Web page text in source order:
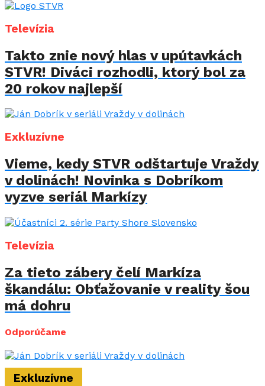
Televízia
Takto znie nový hlas v upútavkách
STVR! Diváci rozhodli, ktorý bol za
20 rokov najlepší
Exkluzívne
Vieme, kedy STVR odštartuje Vraždy
v dolinách! Novinka s Dobríkom
vyzve seriál Markízy
Televízia
Za tieto zábery čelí Markíza
škandálu: Obťažovanie v reality šou
má dohru
Odporúčame
Exkluzívne